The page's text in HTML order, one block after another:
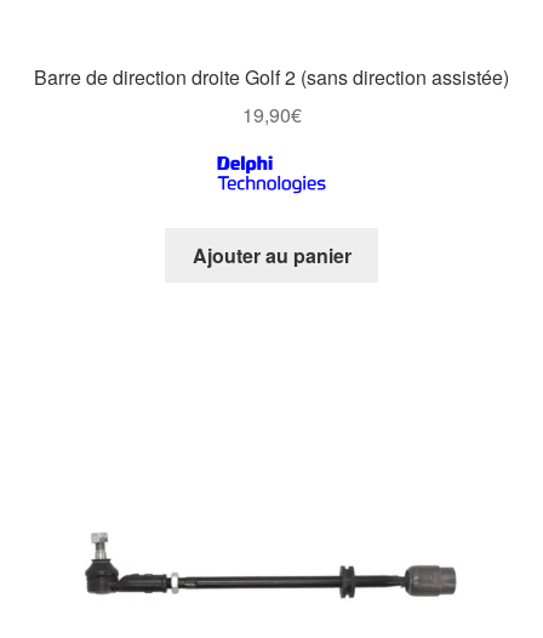
Barre de direction droite Golf 2 (sans direction assistée)
19,90€
Ajouter au panier